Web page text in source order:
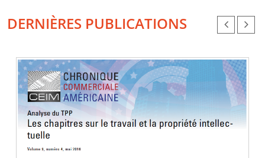
DERNIÈRES PUBLICATIONS